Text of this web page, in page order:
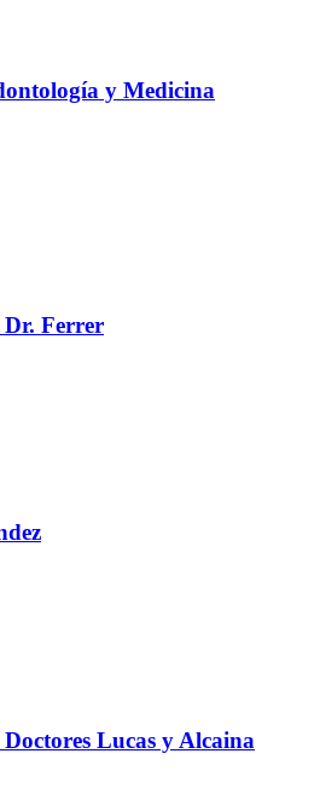
y Medicina
Dr. Ferrer
Lucas y Alcaina